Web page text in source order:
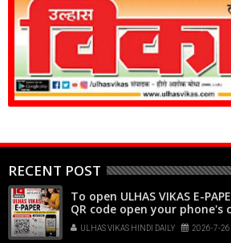
RECENT POST
To open ULHAS VIKAS E-
QR code open your phone's
Lens, point it at the code,
popup that appears on your
ULHAS VIKAS HINDI DAILY 2026-7-26